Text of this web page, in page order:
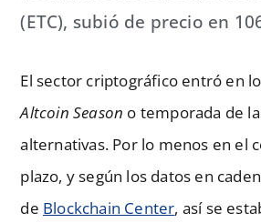
(ETC), subió de precio en
El sector criptográfico entró en
Altcoin Season o temporada de
alternativas. Por lo menos en el
plazo, y según los datos en
de Blockchain Center, así se